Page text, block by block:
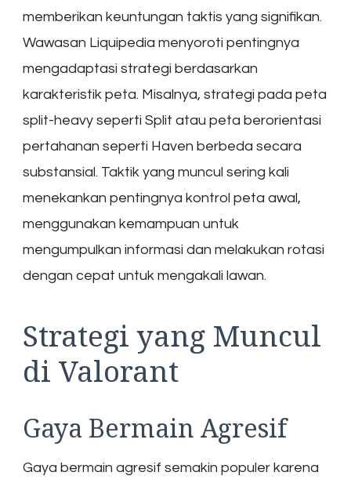
memberikan keuntungan taktis yang signifikan.
Wawasan Liquipedia menyoroti pentingnya
mengadaptasi strategi berdasarkan
karakteristik peta. Misalnya, strategi pada peta
split-heavy seperti Split atau peta berorientasi
pertahanan seperti Haven berbeda secara
substansial. Taktik yang muncul sering kali
menekankan pentingnya kontrol peta awal,
menggunakan kemampuan untuk
mengumpulkan informasi dan melakukan rotasi
dengan cepat untuk mengakali lawan.
Strategi yang Muncul
di Valorant
Gaya Bermain Agresif
Gaya bermain agresif semakin populer karena